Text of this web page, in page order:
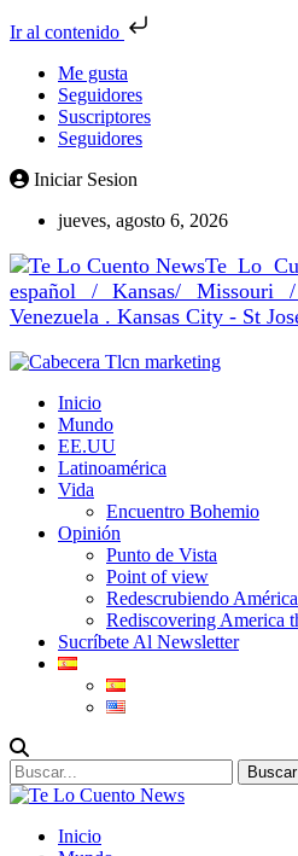
Ir al contenido
Me gusta
Seguidores
Suscriptores
Seguidores
Iniciar Sesion
jueves, agosto 6, 2026
Te Lo
español / Kansas/
Venezuela . Kansas City - St
Inicio
Mundo
EE.UU
Latinoamérica
Vida
Encuentro Bohemio
Opinión
Punto de Vista
Point of view
Redescrubiendo
Rediscovering America
Sucríbete Al Newsletter
Inicio